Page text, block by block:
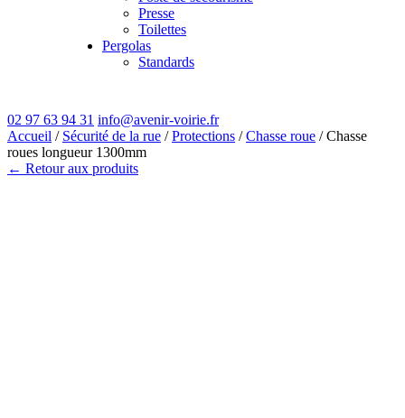
Presse
Toilettes
Pergolas
Standards
02 97 63 94 31 info@avenir-voirie.fr
Accueil / Sécurité de la rue /Protections /Chasse roue / Chasse
roues longueur 1300mm
← Retour aux produits